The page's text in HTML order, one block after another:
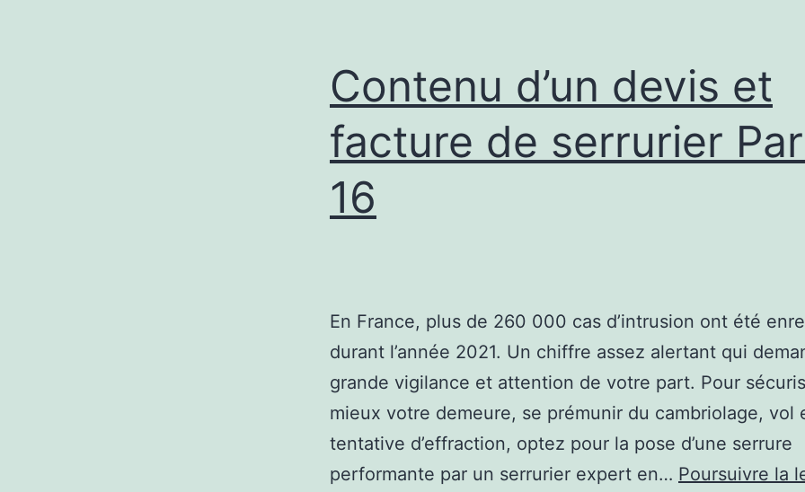
Contenu d’un devis et
facture de serrurier
16
En France, plus de 260 000 cas d’intrusion ont été
durant l’année 2021. Un chiffre assez alertant qui
grande vigilance et attention de votre part. Pour
mieux votre demeure, se prémunir du cambriolage, vol
tentative d’effraction, optez pour la pose d’une serrure
performante par un serrurier expert en… Poursuivre la